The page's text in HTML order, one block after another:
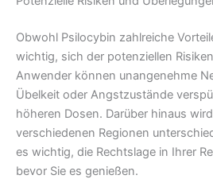
Obwohl Psilocybin zahlreiche
wichtig, sich der potenziellen
Anwender können unangenehme
Übelkeit oder Angstzustände
höheren Dosen. Darüber hinaus
verschiedenen Regionen
es wichtig, die Rechtslage in Ihrer
bevor Sie es genießen.